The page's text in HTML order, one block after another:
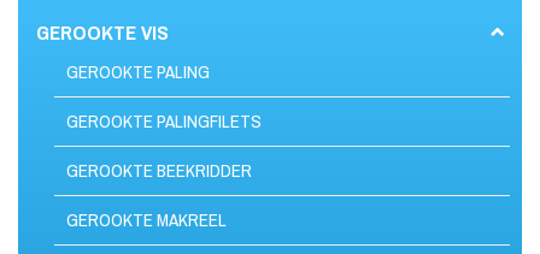
GEROOKTE VIS
GEROOKTE PALING
GEROOKTE PALINGFILETS
GEROOKTE BEEKRIDDER
GEROOKTE MAKREEL